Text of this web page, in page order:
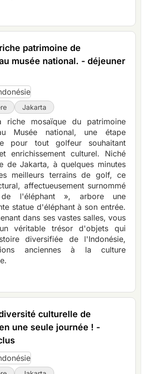
patrimoine de
musée national. - déjeuner
Jakarta
riche mosaïque du patrimoine
Musée national, une étape
pour tout golfeur souhaitant
enrichissement culturel. Niché
de Jakarta, à quelques minutes
meilleurs terrains de golf, ce
affectueusement surnommé
l'éléphant », arbore une
statue d'éléphant à son entrée.
dans ses vastes salles, vous
véritable trésor d'objets qui
diversifiée de l'Indonésie,
anciennes à la culture
culturelle de
une seule journée ! -